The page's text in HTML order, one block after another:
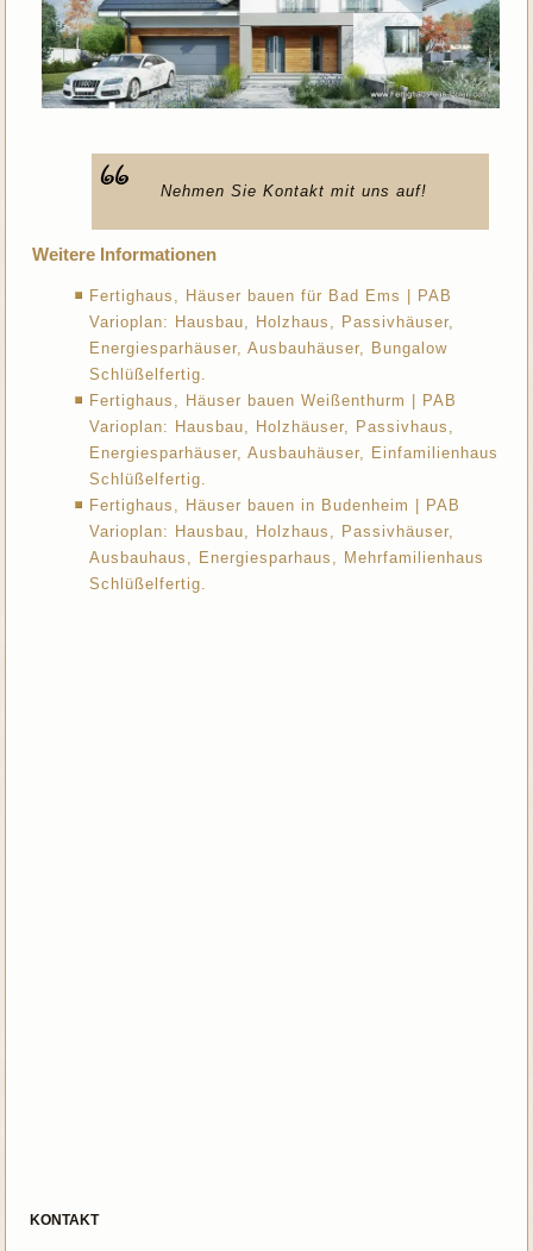
Nehmen Sie Kontakt mit uns auf!
Weitere Informationen
Fertighaus, Häuser bauen für Bad Ems | PAB
Varioplan: Hausbau, Holzhaus, Passivhäuser,
Energiesparhäuser, Ausbauhäuser, Bungalow
Schlüßelfertig.
Fertighaus, Häuser bauen Weißenthurm | PAB
Varioplan: Hausbau, Holzhäuser, Passivhaus,
Energiesparhäuser, Ausbauhäuser, Einfamilienhaus
Schlüßelfertig.
Fertighaus, Häuser bauen in Budenheim | PAB
Varioplan: Hausbau, Holzhaus, Passivhäuser,
Ausbauhaus, Energiesparhaus, Mehrfamilienhaus
Schlüßelfertig.
KONTAKT